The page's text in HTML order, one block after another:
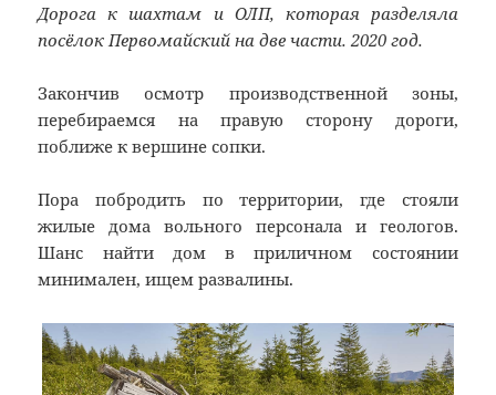
Дорога к шахтам и ОЛП, которая разделяла
посёлок Первомайский на две части. 2020 год.
Закончив осмотр производственной зоны,
перебираемся на правую сторону дороги,
поближе к вершине сопки.
Пора побродить по территории, где стояли
жилые дома вольного персонала и геологов.
Шанс найти дом в приличном состоянии
минимален, ищем развалины.